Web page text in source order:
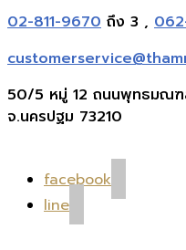
02-811-9670 ถึง 3 ,
50/5 หมู่ 12 ถนนพุทธมณฑ
จ.นครปฐม 73210
facebook
line